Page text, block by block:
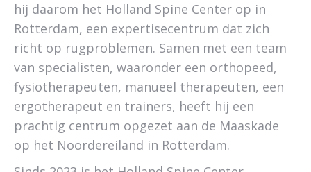
hij daarom het Holland Spine Center op in
Rotterdam, een expertisecentrum dat zich
richt op rugproblemen. Samen met een team
van specialisten, waaronder een orthopeed,
fysiotherapeuten, manueel therapeuten, een
ergotherapeut en trainers, heeft hij een
prachtig centrum opgezet aan de Maaskade
op het Noordereiland in Rotterdam.